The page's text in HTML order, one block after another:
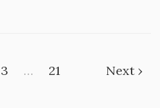
3 … 21 Next ›